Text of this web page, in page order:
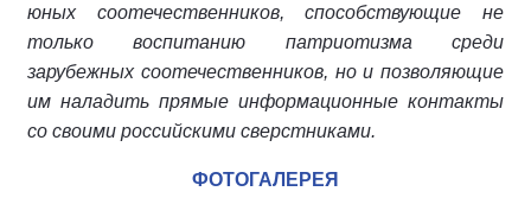
юных соотечественников, способствующие не
только воспитанию патриотизма среди
зарубежных соотечественников, но и позволяющие
им наладить прямые информационные контакты
со своими российскими сверстниками.
ФОТОГАЛЕРЕЯ